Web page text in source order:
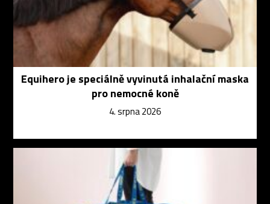
Equihero je speciálně vyvinutá inhalační maska
pro nemocné koně
4. srpna 2026